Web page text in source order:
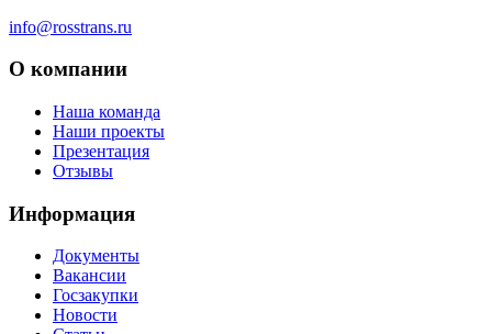
info@rosstrans.ru
О компании
Наша команда
Наши проекты
Презентация
Отзывы
Информация
Документы
Вакансии
Госзакупки
Новости